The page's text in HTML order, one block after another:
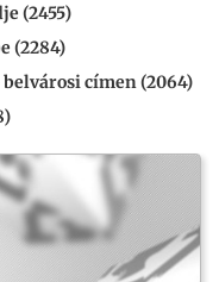
(2455)
(2284)
címen (2064)